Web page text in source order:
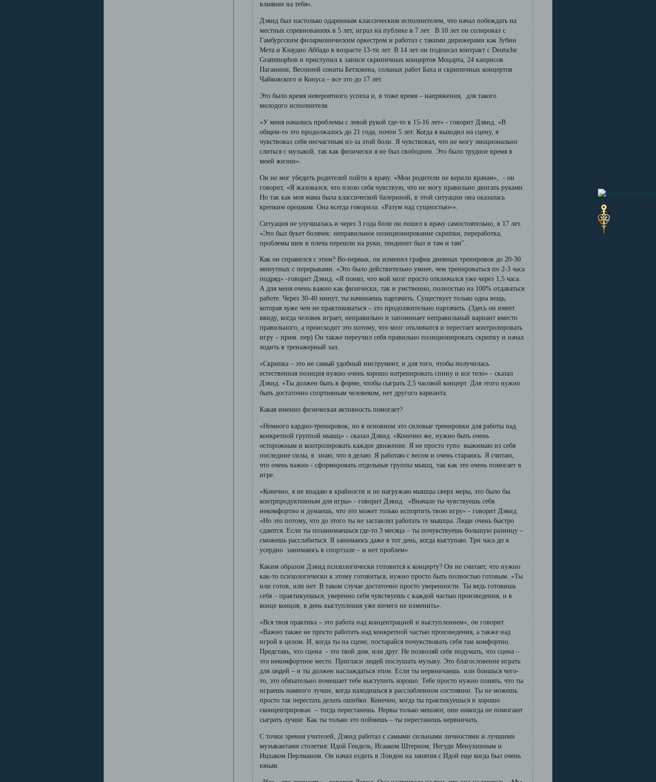
влияние на тебя».
Дэвид был настолько одаренным классическим исполнителем, что начал побеждать на
местных соревнованиях в 5 лет, играл на публике в 7 лет. В 10 лет он солировал с
Гамбургским филармоническим оркестром и работал с такими дирижерами как Зубин
Мета и Клаудио Аббадо в возрасте 13-ти лет. В 14 лет он подписал контракт с Deutsche
Grammophon и приступил к записи скрипичных концертов Моцарта, 24 каприсов
Паганини, Весенней сонаты Бетховена, сольных работ Баха и скрипичных концертов
Чайковского и Конуса – все это до 17 лет.
Это было время невероятного успеха и, в тоже время – напряжения, для такого
молодого исполнителя.
«У меня начались проблемы с левой рукой где-то в 15-16 лет» - говорит Дэвид. «В
общем-то это продолжалось до 21 года, почти 5 лет. Когда я выходил на сцену, я
чувствовал себя несчастным из-за этой боли. Я чувствовал, что не могу эмоционально
слиться с музыкой, так как физически я не был свободнен. Это было трудное время в
моей жизни».
Он не мог убедить родителей пойти к врачу. «Мои родители не верили врачам», - он
говорит, «Я жаловался, что плохо себя чувствую, что не могу правильно двигать руками.
Но так как моя мама была классической балериной, в этой ситуации она оказалась
крепким орешком. Она всегда говорила: «Разум над сущностью»».
Ситуация не улучшалась и через 3 года боли он пошел к врачу самостоятельно, в 17 лет.
«Это был букет болячек: неправильное позиционирование скрипки, переработка,
проблемы шеи и плеча перешли на руки, тендинит был и там и там".
Как он справился с этим? Во-первых, он изменил график дневных тренировок до 20-30
минутных с перерывами. «Это было действительно умнее, чем тренироваться по 2-3 часа
подряд» -говорит Дэвид. «Я понял, что мой мозг просто отключался уже через 1,5 часа.
А для меня очень важно как физически, так и умственно, полностью на 100% отдаваться
работе. Через 30-40 минут, ты начинаешь партачить. Существует только одна вещь,
которая хуже чем не практиковаться – это продолжительно партачить. (Здесь он имеет
ввиду, когда человек играет, неправильно и запоминает неправильный вариант вместо
правильного, а происходит это потому, что мозг отключатся и перестает контролировать
игру – прим. пер) Он также переучил себя правильно позиционировать скрипку и начал
ходить в тренажерный зал.
«Скрипка – это не самый удобный инструмент, и для того, чтобы получилась
естественная позиция нужно очень хорошо натренировать спину и все тело» - сказал
Дэвид. «Ты должен быть в форме, чтобы сыграть 2,5 часовой концерт. Для этого нужно
быть достаточно спортивным человеком, нет другого варианта.
Какая именно физическая активность помогает?
«Немного кардио-тренировок, но в основном это силовые тренировки для работы над
конкретной группой мышц» - сказал Дэвид. «Конечно же, нужно быть очень
осторожным и контролировать каждое движение. Я не просто тупо выжимаю из себя
последние силы, я знаю, что я делаю. Я работаю с весом и очень стараюсь. Я считаю,
что очень важно - сформировать отдельные группы мышц, так как это очень помогает в
игре.
«Конечно, я не впадаю в крайности и не нагружаю мышцы сверх меры, это было бы
контрпродуктивным для игры» - говорит Дэвид. «Вначале ты чувствуешь себя
некомфортно и думаешь, что это может только испортить твою игру» - говорит Дэвид.
«Но это потому, что до этого ты не заставлял работать те мышцы. Люди очень быстро
сдаются. Если ты позанимаешься где-то 3 месяца – ты почувствуешь большую разницу –
сможешь расслабиться. Я занимаюсь даже в тот день, когда выступаю. Три часа до я
усердно занимаюсь в спортзале – и нет проблем».
Каким образом Дэвид психологически готовится к концерту? Он не считает, что нужно
как-то психологически к этому готовиться, нужно просто быть полностью готовым. «Ты
или готов, или нет. В таком случае достаточно просто уверенности. Ты ведь готовишь
себя – практикуешься, уверенно себя чувствуешь с каждой частью произведения, и в
конце концов, в день выступления уже ничего не изменить».
«Вся твоя практика – это работа над концентрацией и выступлением», он говорит.
«Важно также не просто работать над конкретной частью произведения, а также над
игрой в целом. И, когда ты на сцене, постарайся почувствовать себя там комфортно.
Представь, что сцена - это твой дом, или друг. Не позволяй себе подумать, что сцена –
это некомфортное место. Пригласи людей послушать музыку. Это благословение играть
для людей – и ты должен наслаждаться этим. Если ты нервничаешь или боишься чего-
то, это обязательно помешает тебе выступить хорошо. Тебе просто нужно понять, что ты
играешь намного лучше, когда находишься в расслабленном состоянии. Ты не можешь
просто так перестать делать ошибки. Конечно, когда ты практикуешься и хорошо
сконцентрирован – тогда перестанешь. Нервы только мешают, они никогда не помогают
сыграть лучше. Как ты только это поймешь – ты перестанешь нервничать.
С точки зрения учителей, Дэвид работал с самыми сильными личностями и лучшими
музыкантами столетия: Идой Гендель, Исааком Штерном, Иегуди Менухииным и
Ицхаком Перлманом. Он начал ездить в Лондон на занятия с Идой еще когда был очень
юным.